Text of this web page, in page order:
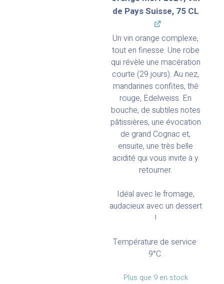
de Pays Suisse, 75 CL
Un vin orange complexe,
tout en finesse. Une robe
qui révèle une macération
courte (29 jours). Au nez,
mandarines confites, thé
rouge, Edelweiss. En
bouche, de subtiles notes
pâtissières, une évocation
de grand Cognac et,
ensuite, une très belle
acidité qui vous invite à y
retourner.
Idéal avec le fromage,
audacieux avec un dessert
!
Température de service:
9°C.
Plus que 9 en stock